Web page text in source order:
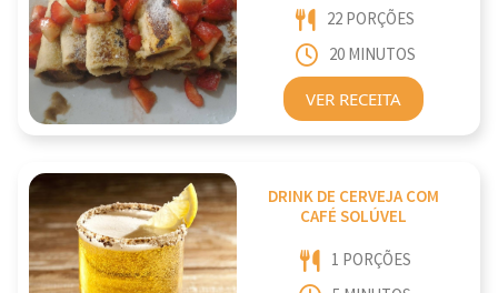
22 PORÇÕES
20 MINUTOS
VER RECEITA
DRINK DE CERVEJA COM
CAFÉ SOLÚVEL
1 PORÇÕES